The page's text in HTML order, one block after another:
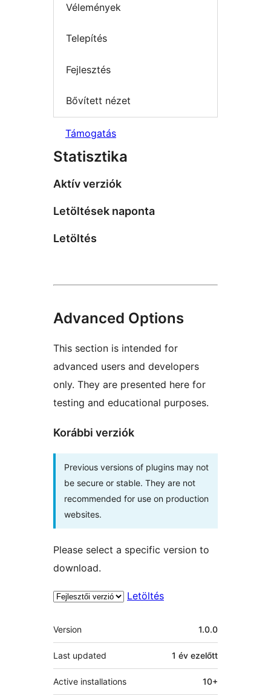
Vélemények
Telepítés
Fejlesztés
Bővített nézet
Támogatás
Statisztika
Aktív verziók
Letöltések naponta
Letöltés
Advanced Options
This section is intended for
advanced users and developers
only. They are presented here for
testing and educational purposes.
Korábbi verziók
Previous versions of plugins may not
be secure or stable. They are not
recommended for use on production
websites.
Please select a specific version to
download.
Letöltés
Meta
Version 1.0.0
Last updated 1 év ezelőtt
Active installations 10+